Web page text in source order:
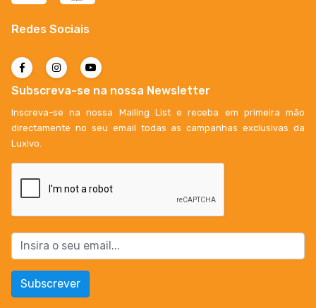
Redes Sociais
Subscreva-se na nossa Newsletter
Inscreva-se na nossa Mailing List e receba em primeira mão
directamente no seu email todas as campanhas exclusivas da
Luxivo.
Subscrever